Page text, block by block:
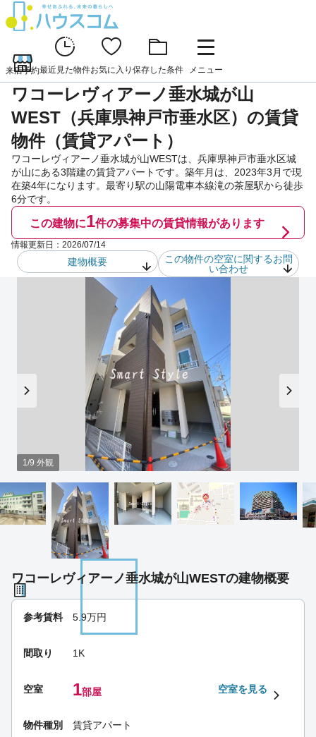
来店予約最近見た物件お気に入り 保存した条件 メニュー
ワコーレヴィアーノ垂水城が山
WEST（兵庫県神戸市垂水区）の賃貸
物件（賃貸アパート）
ワコーレヴィアーノ垂水城が山WESTは、兵庫県神戸市垂水区城
が山にある3階建の賃貸アパートです。築年月は、2023年3月で現
在築4年になります。最寄り駅の山陽電車本線滝の茶屋駅から徒歩
6分です。
この建物に1件の募集中の賃貸情報があります
情報更新日： 2026/07/14
建物概要
この物件の空室に関するお問
い合わせ
1/9 外観
ワコーレヴィアーノ垂水城が山WESTの建物概要
参考賃料 5.9万円
間取り 1K
空室 1部屋 空室を見る
物件種別 賃貸アパート